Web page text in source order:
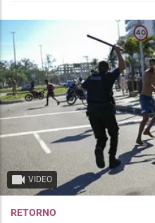
VIDEO
RETORNO